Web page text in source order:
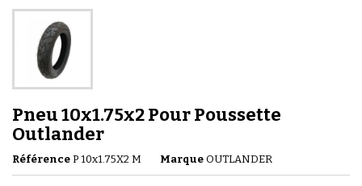
Pneu 10x1.75x2 Pour Poussette
Outlander
Référence P 10x1.75X2 M Marque OUTLANDER